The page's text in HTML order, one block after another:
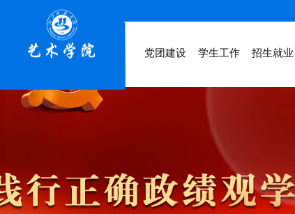
党团建设 学生工作 招生就业